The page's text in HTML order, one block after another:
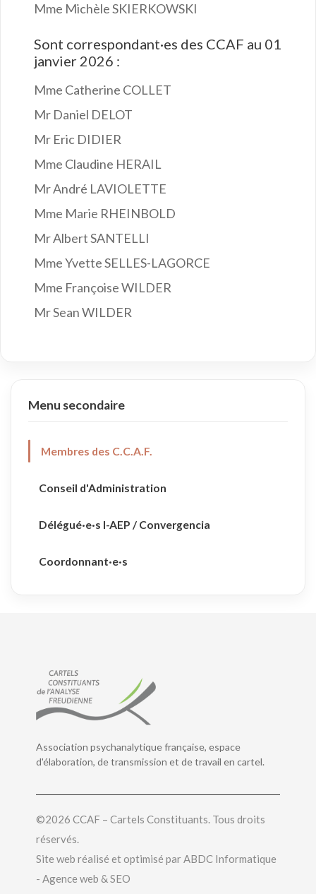
Menu secondaire
Membres des C.C.A.F.
Conseil d'Administration
Délégué·e·s I-AEP / Convergencia
Coordonnant·e·s
Mme Michèle SKIERKOWSKI
Sont correspondant·es des CCAF au 01
janvier 2026 :
Mme Catherine COLLET
Mr Daniel DELOT
Mr Eric DIDIER
Mme Claudine HERAIL
Mr André LAVIOLETTE
Mme Marie RHEINBOLD
Mr Albert SANTELLI
Mme Yvette SELLES-LAGORCE
Mme Françoise WILDER
Mr Sean WILDER
Association psychanalytique française, espace
d'élaboration, de transmission et de travail en cartel.
©2026 CCAF – Cartels Constituants. Tous droits
réservés.
Site web réalisé et optimisé parABDC Informatique
- Agence web & SEO